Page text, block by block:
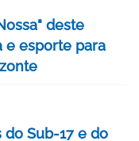
deste
e esporte para
do Sub-17 e do